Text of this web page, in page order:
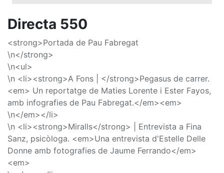
Directa 550
<strong>Portada de Pau Fabregat
\n</strong>
\n<ul>
\n <li><strong>A Fons | </strong>Pegasus de carrer.
<em> Un reportatge de Maties Lorente i Ester Fayos,
amb infografies de Pau Fabregat.</em><em>
\n</em></li>
\n <li><strong>Miralls</strong> | Entrevista a Fina
Sanz, psicòloga. <em>Una entrevista d'Estelle Delle
Donne amb fotografies de Jaume Ferrando</em>
<em>